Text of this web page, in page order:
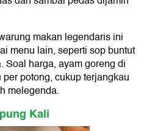
makan legendaris ini
menu lain, seperti sop buntut
Soal harga, ayam goreng di
potong, cukup terjangkau
melegenda.
Kali